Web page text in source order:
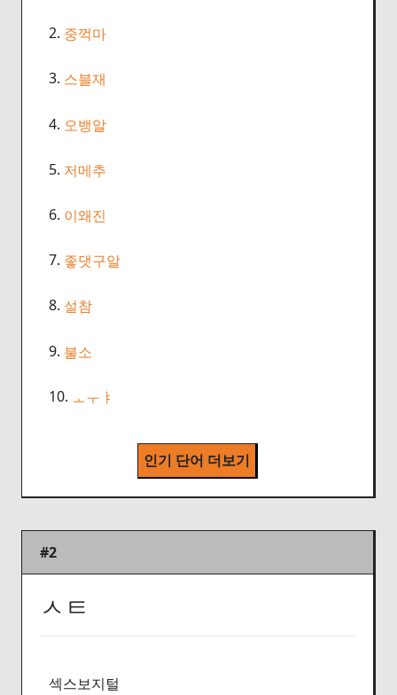
2. 중꺽마
3. 스블재
4. 오뱅알
5. 저메추
6. 이왜진
7. 좋댓구알
8. 설참
9. 불소
10. ㅗㅜㅑ
인기 단어 더보기
#2
ㅅㅌ
섹스보지털